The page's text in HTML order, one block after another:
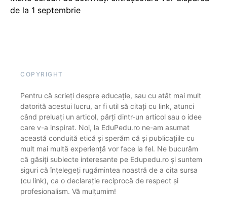
de la 1 septembrie
COPYRIGHT
Pentru că scrieți despre educație, sau cu atât mai mult
datorită acestui lucru, ar fi util să citați cu link, atunci
când preluați un articol, părți dintr-un articol sau o idee
care v-a inspirat. Noi, la EduPedu.ro ne-am asumat
această conduită etică și sperăm că și publicațiile cu
mult mai multă experiență vor face la fel. Ne bucurăm
că găsiți subiecte interesante pe Edupedu.ro și suntem
siguri că înțelegeți rugămintea noastră de a cita sursa
(cu link), ca o declarație reciprocă de respect și
profesionalism. Vă mulțumim!